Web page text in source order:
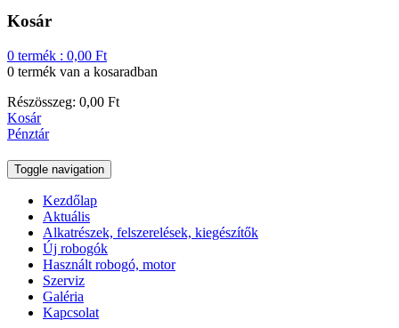
Kosár
0 termék : 0,00 Ft
0 termék van a kosaradban
Részösszeg: 0,00 Ft
Kosár
Pénztár
Toggle navigation
Kezdőlap
Aktuális
Alkatrészek, felszerelések, kiegészítők
Új robogók
Használt robogó, motor
Szerviz
Galéria
Kapcsolat